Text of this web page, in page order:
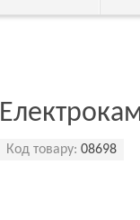
Код товару: 08698